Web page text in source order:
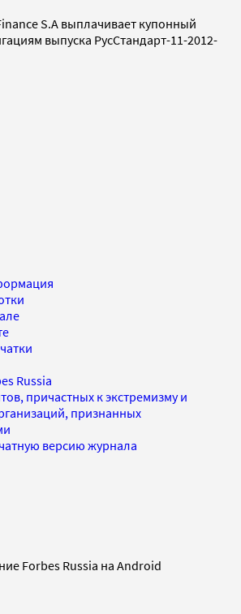
S.A выплачивает купонный
выпуска РусСтандарт-11-2012-
Russia
причастных к экстремизму и
признанных
версию журнала
Forbes Russia на Android